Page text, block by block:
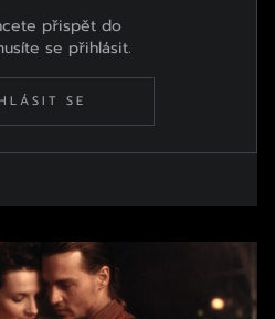
přispět do
se přihlásit.
SE